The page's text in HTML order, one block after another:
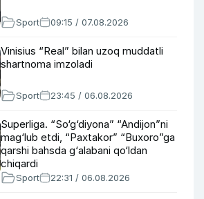
Sport 09:15 / 07.08.2026
Vinisius “Real” bilan uzoq muddatli
shartnoma imzoladi
Sport 23:45 / 06.08.2026
Superliga. “So‘g‘diyona” “Andijon”ni
mag‘lub etdi, “Paxtakor” “Buxoro”ga
qarshi bahsda g‘alabani qo‘ldan
chiqardi
Sport 22:31 / 06.08.2026